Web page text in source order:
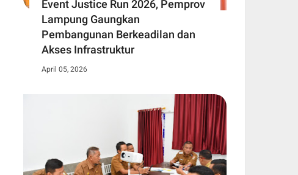
Event Justice Run 2026, Pemprov
Lampung Gaungkan
Pembangunan Berkeadilan dan
Akses Infrastruktur
April 05, 2026